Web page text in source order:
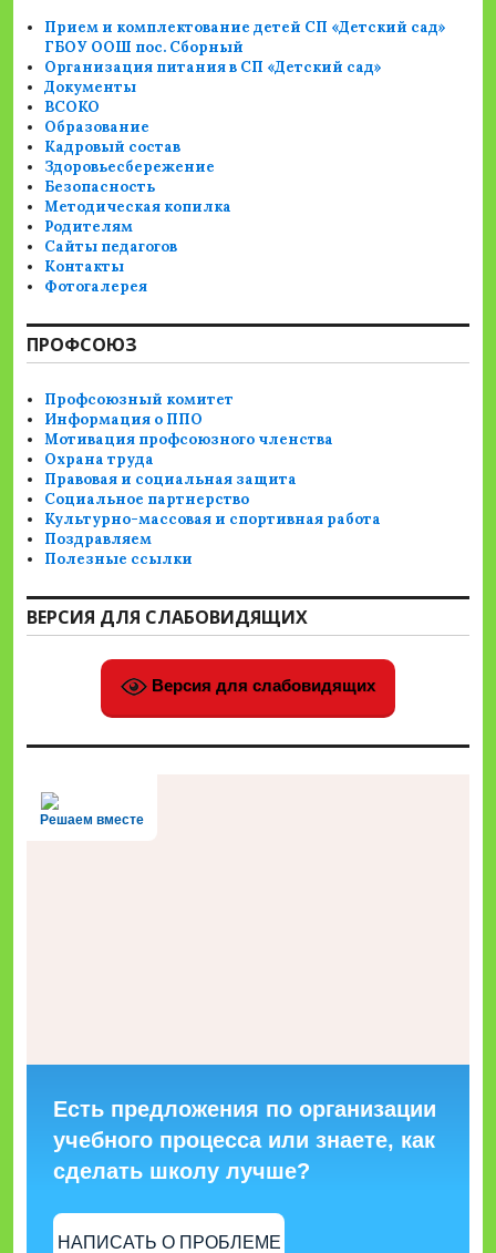
Прием и комплектование детей СП «Детский сад»
ГБОУ ООШ пос. Сборный
Организация питания в СП «Детский сад»
Документы
ВСОКО
Образование
Кадровый состав
Здоровьесбережение
Безопасность
Методическая копилка
Родителям
Сайты педагогов
Контакты
Фотогалерея
ПРОФСОЮЗ
Профсоюзный комитет
Информация о ППО
Мотивация профсоюзного членства
Охрана труда
Правовая и социальная защита
Социальное партнерство
Культурно-массовая и спортивная работа
Поздравляем
Полезные ссылки
ВЕРСИЯ ДЛЯ СЛАБОВИДЯЩИХ
Версия для слабовидящих
Решаем вместе
Есть предложения по организации
учебного процесса или знаете, как
сделать школу лучше?
НАПИСАТЬ О ПРОБЛЕМЕ